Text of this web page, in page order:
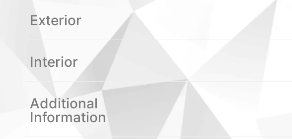
Exterior
Interior
Additional
Information